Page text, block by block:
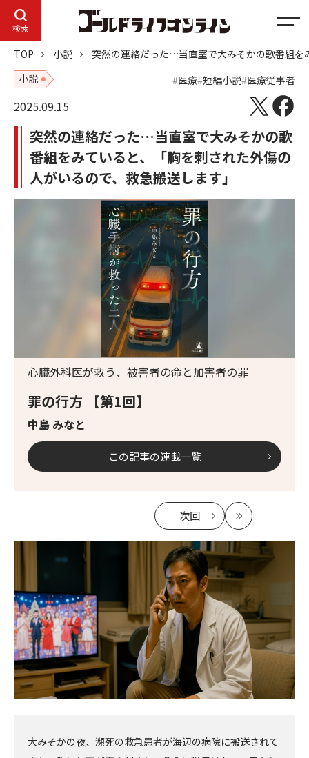
検索
メ
ニ
ュ
ー
TOP 小説
突然の連絡だった…当直室で大みそかの歌番組を
小説
医療 短編小説 医療従事者
2025.09.15
突然の連絡だった…当直室で大みそかの歌
番組をみていると、「胸を刺された外傷の
人がいるので、救急搬送します」
罪の行方 【第1回】
中島 みなと
心臓外科医が救う、被害者の命と加害者の罪
この記事の連載一覧
次回
記
事
へ
最
新
大みそかの夜、瀕死の救急患者が海辺の病院に搬送されて